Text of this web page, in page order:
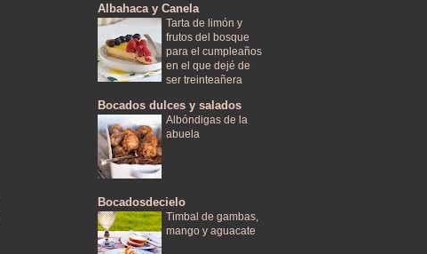
Albahaca y Canela
Tarta de limón y
frutos del bosque
para el cumpleaños
en el que dejé de
ser treinteañera
Bocados dulces y salados
Albóndigas de la
abuela
Bocadosdecielo
Timbal de gambas,
mango y aguacate